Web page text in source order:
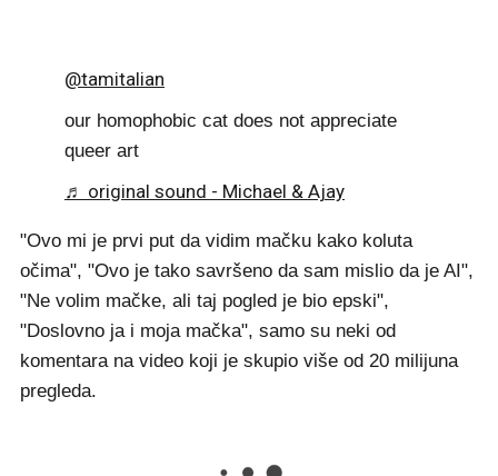
@tamitalian
our homophobic cat does not appreciate
queer art
♬ original sound - Michael & Ajay
"Ovo mi je prvi put da vidim mačku kako koluta
očima", "Ovo je tako savršeno da sam mislio da je AI",
"Ne volim mačke, ali taj pogled je bio epski",
"Doslovno ja i moja mačka", samo su neki od
komentara na video koji je skupio više od 20 milijuna
pregleda.